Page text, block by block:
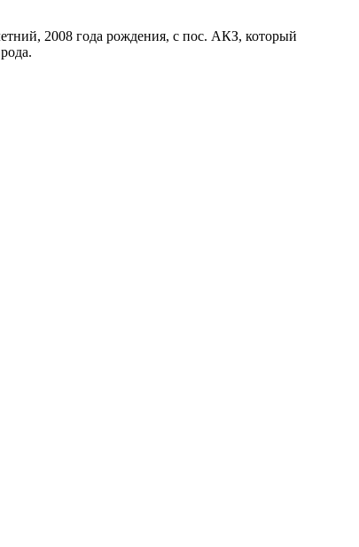
2008 года рождения, с пос. АКЗ, который